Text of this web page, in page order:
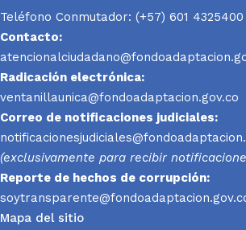
Teléfono Conmutador: (+57) 601 4325400
Contacto:
Radicación electrónica:
ventanillaunica@fondoadaptacion.gov.co
Correo de notificaciones judiciales:
(exclusivamente para recibir
Reporte de hechos de corrupción:
Mapa del sitio